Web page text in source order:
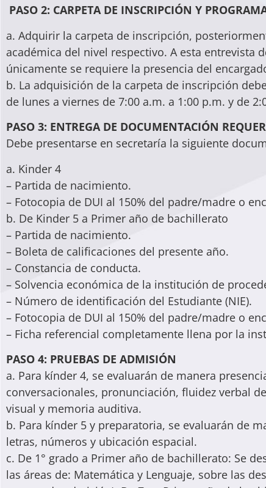
PASO 2: CARPETA DE INSCRIPCIÓN Y
a. Adquirir la carpeta de inscripción,
académica del nivel respectivo. A esta entrevista
únicamente se requiere la presencia del
b. La adquisición de la carpeta de inscripción
de lunes a viernes de 7:00 a.m. a 1:00 p.m. y de
PASO 3: ENTREGA DE DOCUMENTACIÓN
Debe presentarse en secretaría la siguiente
a. Kinder 4
– Partida de nacimiento.
– Fotocopia de DUI al 150% del padre/madre o
b. De Kinder 5 a Primer año de bachillerato
– Partida de nacimiento.
– Boleta de calificaciones del presente año.
– Constancia de conducta.
– Solvencia económica de la institución de
– Número de identificación del Estudiante (NIE).
– Fotocopia de DUI al 150% del padre/madre o
– Ficha referencial completamente llena por la
PASO 4: PRUEBAS DE ADMISIÓN
a. Para kínder 4, se evaluarán de manera
conversacionales, pronunciación, fluidez verbal
visual y memoria auditiva.
b. Para kínder 5 y preparatoria, se evaluarán de
letras, números y ubicación espacial.
c. De 1° grado a Primer año de bachillerato: Se
las áreas de: Matemática y Lenguaje, sobre las